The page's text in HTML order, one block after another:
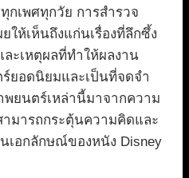
กเพศทุกวัย การสำรวจ
ให้เห็นถึงแก่นเรื่องที่ลึกซึ้ง
ะเหตุผลที่ทำให้ผลงาน
ยอดนิยมและเป็นที่จดจำ
พยนตร์เหล่านี้มาจากความ
มารถกระตุ้นความคิดและ
เอกลักษณ์ของหนัง Disney